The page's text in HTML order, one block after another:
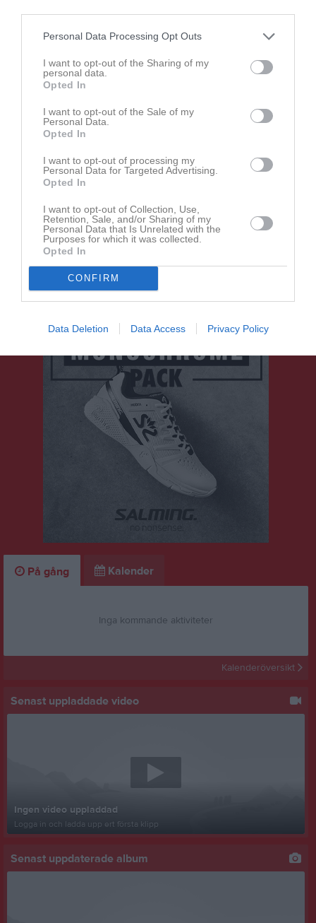
Personal Data Processing Opt Outs
I want to opt-out of the Sharing of my
personal data.
Opted In
I want to opt-out of the Sale of my
Personal Data.
Opted In
I want to opt-out of processing my
Personal Data for Targeted Advertising.
Opted In
I want to opt-out of Collection, Use,
Retention, Sale, and/or Sharing of my
Personal Data that Is Unrelated with the
Purposes for which it was collected.
Opted In
CONFIRM
Data Deletion Data Access Privacy Policy
välkommen att kontakta vår support på support@laget.se eller
019-15 44 00.
Varmt välkomna till laget.se!
Dela
Du måste logga in för att kommentera
På gång Kalender
Inga kommande aktiviteter
Kalenderöversikt
Senast uppladdade video
Ingen video uppladdad
Logga in och ladda upp ert första klipp
Senast uppdaterade album